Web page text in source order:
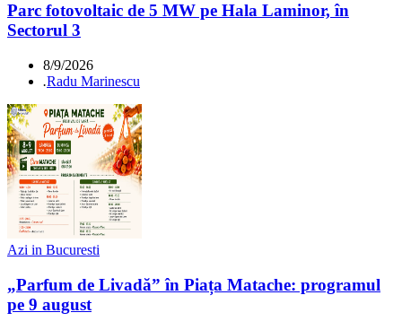
Parc fotovoltaic de 5 MW pe Hala Laminor, în
Sectorul 3
8/9/2026
.Radu Marinescu
Azi in Bucuresti
„Parfum de Livadă” în Piața Matache: programul
pe 9 august